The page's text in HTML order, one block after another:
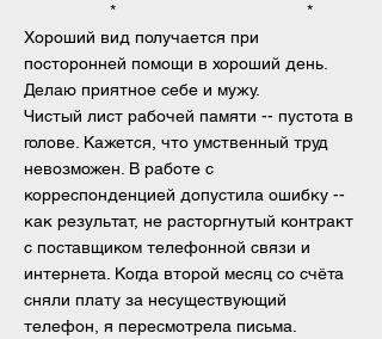
* *
Хороший вид получается при
посторонней помощи в хороший день.
Делаю приятное себе и мужу.
Чистый лист рабочей памяти -- пустота в
голове. Кажется, что умственный труд
невозможен. В работе с
корреспонденцией допустила ошибку --
как результат, не расторгнутый контракт
с поставщиком телефонной связи и
интернета. Когда второй месяц со счёта
сняли плату за несуществующий
телефон, я пересмотрела письма.